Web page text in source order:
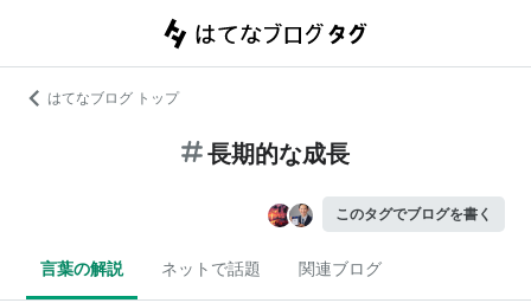
はてなブログ トップ
長期的な成長
このタグでブログを書く
言葉の解説 ネットで話題 関連ブログ